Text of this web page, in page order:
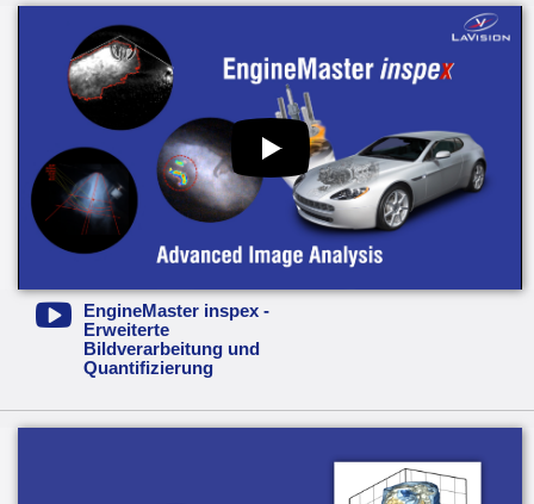
EngineMaster inspex -
Erweiterte
Bildverarbeitung und
Quantifizierung